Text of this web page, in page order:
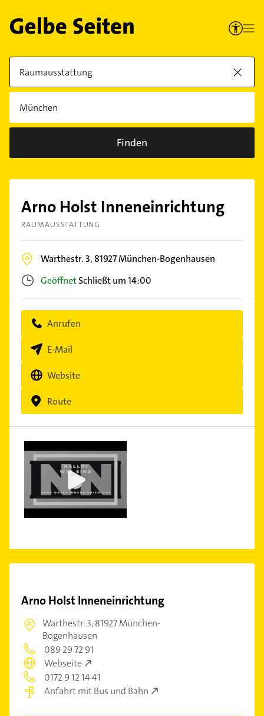
Finden
Arno Holst Inneneinrichtung
RAUMAUSSTATTUNG
Warthestr. 3, 81927München-Bogenhausen
GeöffnetSchließt um 14:00
Anrufen
E-Mail
Website
Route
Arno Holst Inneneinrichtung
Warthestr. 3,81927 München-
Bogenhausen
089 29 72 91
Webseite
0172 9 12 14 41
Anfahrt mit Bus und Bahn